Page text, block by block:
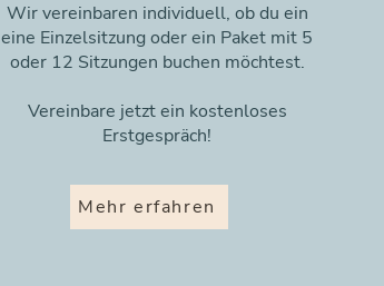
Wir vereinbaren individuell, ob du ein
eine Einzelsitzung oder ein Paket mit 5
oder 12 Sitzungen buchen möchtest.
Vereinbare jetzt ein kostenloses
Erstgespräch!
Mehr erfahren